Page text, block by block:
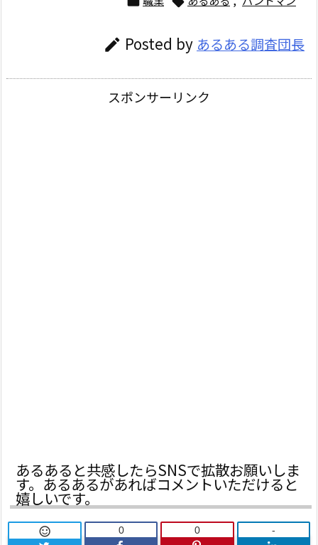
 Posted by あるある調査団長
スポンサーリンク
あるあると共感したらSNSで拡散お願いしま
す。あるあるがあればコメントいただけると
嬉しいです。
 0 0 -